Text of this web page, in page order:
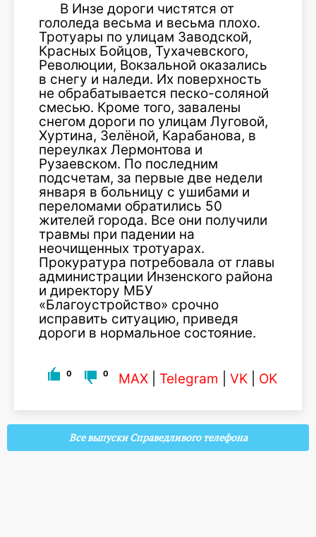
В Инзе дороги чистятся от
гололеда весьма и весьма плохо.
Тротуары по улицам Заводской,
Красных Бойцов, Тухачевского,
Революции, Вокзальной оказались
в снегу и наледи. Их поверхность
не обрабатывается песко-соляной
смесью. Кроме того, завалены
снегом дороги по улицам Луговой,
Хуртина, Зелёной, Карабанова, в
переулках Лермонтова и
Рузаевском. По последним
подсчетам, за первые две недели
января в больницу с ушибами и
переломами обратились 50
жителей города. Все они получили
травмы при падении на
неочищенных тротуарах.
Прокуратура потребовала от главы
администрации Инзенского района
и директору МБУ
«Благоустройство» срочно
исправить ситуацию, приведя
дороги в нормальное состояние.
0 0 MAX Telegram VK OK
Все выпуски Справедливого телефона